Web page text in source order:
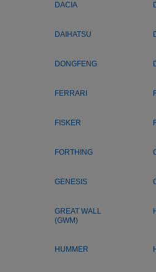
DACIA
DAIHATSU
DONGFENG
FERRARI
FISKER
FORTHING
GENESIS
GREAT WALL
(GWM)
HUMMER